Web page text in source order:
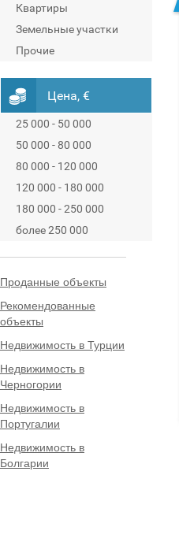
Квартиры
Земельные участки
Прочие
Цена, €
25 000 - 50 000
50 000 - 80 000
80 000 - 120 000
120 000 - 180 000
180 000 - 250 000
более 250 000
Проданные объекты
Рекомендованные
объекты
Недвижимость в Турции
Недвижимость в
Черногории
Недвижимость в
Португалии
Недвижимость в
Болгарии